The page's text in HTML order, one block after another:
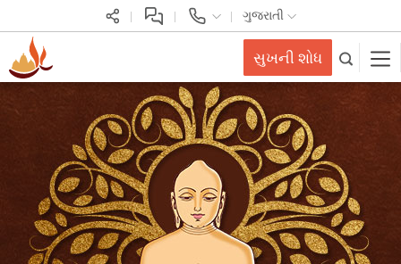
ગુજરાતી
સુખની શોધ